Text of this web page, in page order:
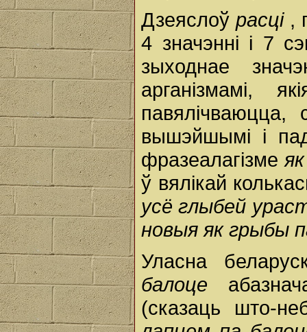
Дзеяслоў расці ,
4 значэнні і 7
зыходнае
арганізмамі,
павялічваюцца,
вышэйшымі і
фразеалагізме
ў вялікай
усё глыбей
новыя як грыбы
Уласна
балоце
(сказаць што-